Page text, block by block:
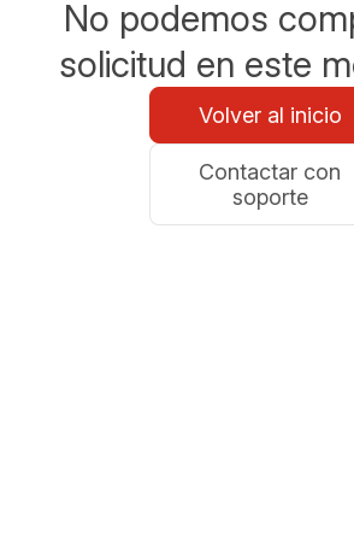
No podemos
solicitud en este
Volver al inicio
Contactar con
soporte